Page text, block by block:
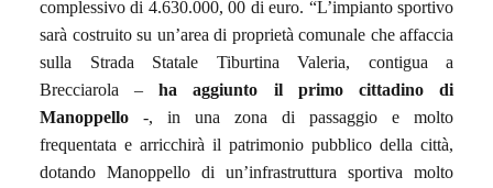
complessivo di 4.630.000, 00 di euro. “L’impianto sportivo
sarà costruito su un’area di proprietà comunale che affaccia
sulla Strada Statale Tiburtina Valeria, contigua a
Brecciarola –ha aggiunto il primo cittadino di
Manoppello -, in una zona di passaggio e molto
frequentata e arricchirà il patrimonio pubblico della città,
dotando Manoppello di un’infrastruttura sportiva molto